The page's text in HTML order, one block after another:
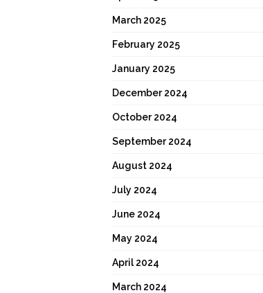
March 2025
February 2025
January 2025
December 2024
October 2024
September 2024
August 2024
July 2024
June 2024
May 2024
April 2024
March 2024